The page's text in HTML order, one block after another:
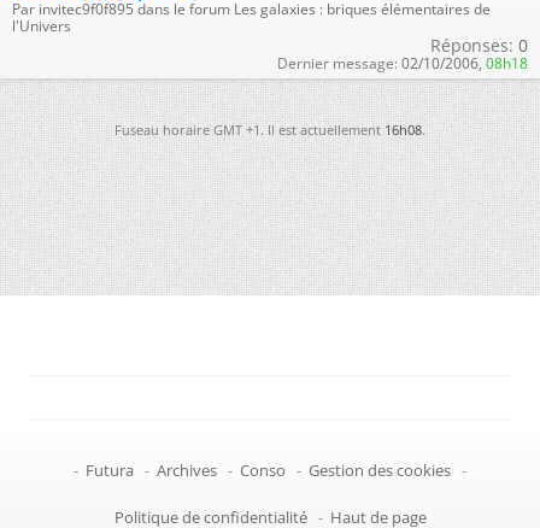
Par invitec9f0f895 dans le forum Les galaxies : briques élémentaires de
l'Univers
Réponses: 0
Dernier message: 02/10/2006, 08h18
Fuseau horaire GMT +1. Il est actuellement16h08.
- Futura - Archives - Conso - Gestion des cookies -
Politique de confidentialité - Haut de page